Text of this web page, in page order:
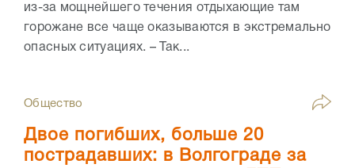
из-за мощнейшего течения отдыхающие там
горожане все чаще оказываются в экстремально
опасных ситуациях. – Так...
Общество
Двое погибших, больше 20
пострадавших: в Волгограде за